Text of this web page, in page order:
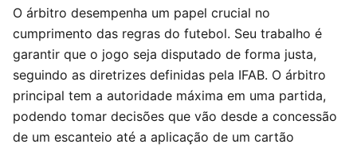
O árbitro desempenha um papel crucial no
cumprimento das regras do futebol. Seu trabalho é
garantir que o jogo seja disputado de forma justa,
seguindo as diretrizes definidas pela IFAB. O árbitro
principal tem a autoridade máxima em uma partida,
podendo tomar decisões que vão desde a concessão
de um escanteio até a aplicação de um cartão